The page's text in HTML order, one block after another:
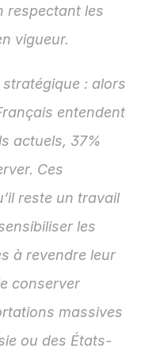
respectant les
vigueur.
: alors
entendent
actuels, 37%
Ces
reste un travail
les
à revendre leur
conserver
massives
ou des États-